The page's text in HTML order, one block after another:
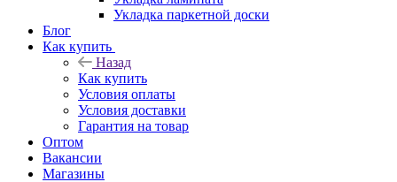
Укладка паркетной доски
Блог
Как купить
Назад
Как купить
Условия оплаты
Условия доставки
Гарантия на товар
Оптом
Вакансии
Магазины